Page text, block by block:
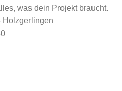
was dein Projekt braucht.
Holzgerlingen